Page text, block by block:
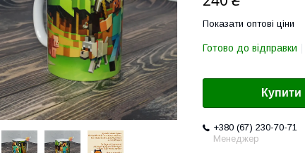
Показати оптові ціни
Готово до відправки
Купити
+380 (67) 230-70-71
Менеджер